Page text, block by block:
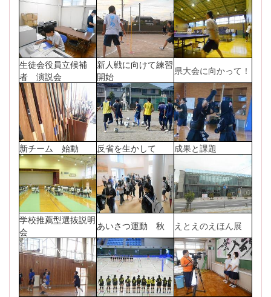
生徒会役員立候補
者 演説会
新人戦に向けて練習
開始
県大会に向かって！
新チーム 始動 反省を生かして 成果と課題
学校推薦型選抜説明
会
あいさつ運動 秋 えとえのえほん展